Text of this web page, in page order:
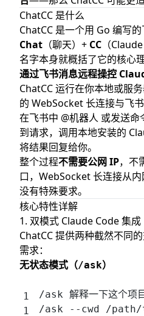
群聊协作模式
结合 tmux 调试
ChatCC 是什么
ChatCC 是一个用 Go 编写的
Chat （聊天）+ CC （
名字本身就概括了它的核心理
通过飞书消息远程操控
ChatCC 运行在你本地或服
的 WebSocket 长连接与飞
在飞书中 @机器人 或发送
到请求，调用本地安装的
将结果回复给你。
整个过程不需要公网 IP，不
口，WebSocket 长连接从
没有特殊要求。
核心特性详解
1. 双模式 Claude Code 集成
ChatCC 提供两种截然不同
需求：
无状态模式（/ask）
/ask 解释一下这个项
/ask --cwd /path/